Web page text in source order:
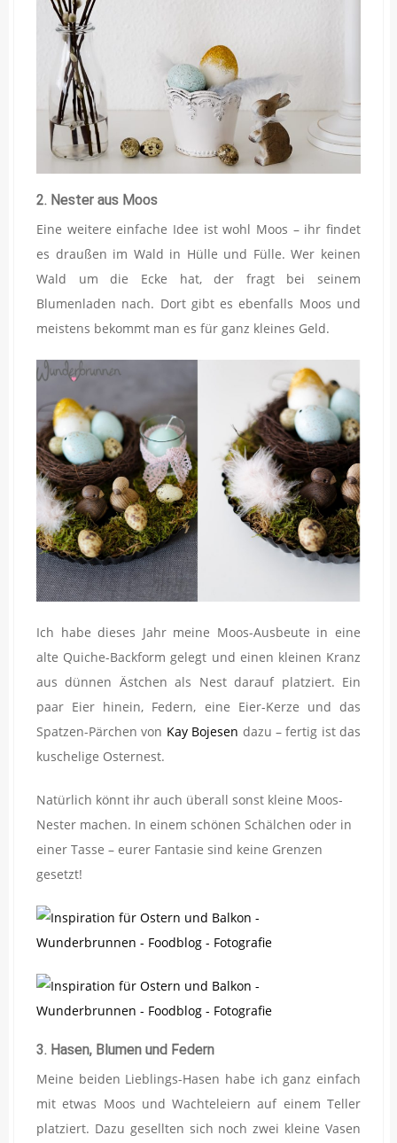
2. Nester aus Moos
Eine weitere einfache Idee ist wohl Moos – ihr findet
es draußen im Wald in Hülle und Fülle. Wer keinen
Wald um die Ecke hat, der fragt bei seinem
Blumenladen nach. Dort gibt es ebenfalls Moos und
meistens bekommt man es für ganz kleines Geld.
Ich habe dieses Jahr meine Moos-Ausbeute in eine
alte Quiche-Backform gelegt und einen kleinen Kranz
aus dünnen Ästchen als Nest darauf platziert. Ein
paar Eier hinein, Federn, eine Eier-Kerze und das
Spatzen-Pärchen von Kay Bojesen dazu – fertig ist das
kuschelige Osternest.
Natürlich könnt ihr auch überall sonst kleine Moos-
Nester machen. In einem schönen Schälchen oder in
einer Tasse – eurer Fantasie sind keine Grenzen
gesetzt!
3. Hasen, Blumen und Federn
Meine beiden Lieblings-Hasen habe ich ganz einfach
mit etwas Moos und Wachteleiern auf einem Teller
platziert. Dazu gesellten sich noch zwei kleine Vasen